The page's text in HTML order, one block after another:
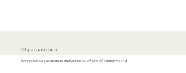
принуждения.
Обратная связь
Копирование разрешено при указании обратной гиперссылки.